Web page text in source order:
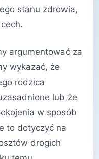
stanu zdrowia,
argumentować za
wykazać, że
rodzica
lub że
w sposób
to dotyczyć na
drogich